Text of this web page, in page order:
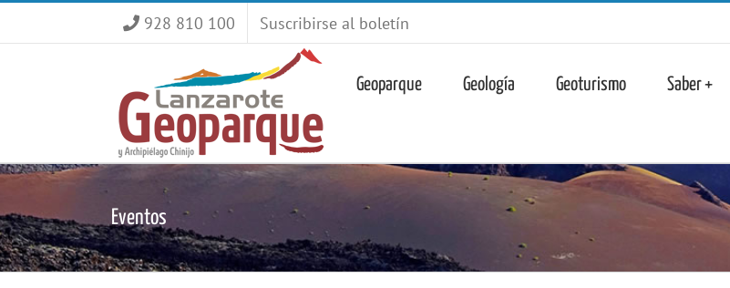
928 810 100 Suscribirse al boletín
Geoparque Geología Geoturismo Saber +
Eventos